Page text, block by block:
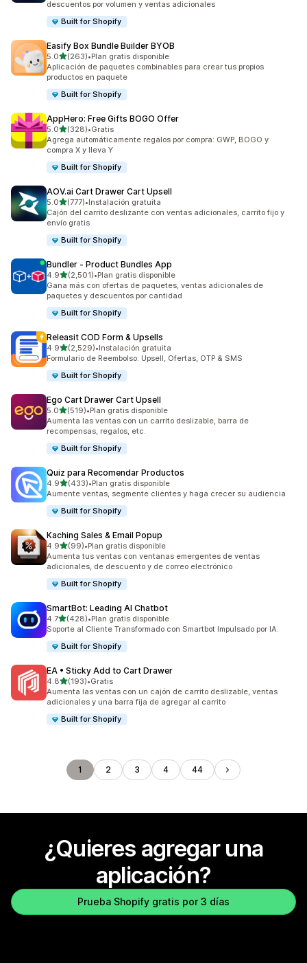
descuentos por volumen y ventas adicionales
Built for Shopify
Easify Box Bundle Builder BYOB
5.0de 5 estrellas
(263)
263 reseñas en total
•Plan gratis disponible
Aplicación de paquetes combinables para crear tus propios
productos en paquete
Built for Shopify
AppHero: Free Gifts BOGO Offer
5.0de 5 estrellas
(328)
328 reseñas en total
•Gratis
Agrega automáticamente regalos por compra: GWP, BOGO y
compra X y lleva Y
Built for Shopify
AOV.ai Cart Drawer Cart Upsell
5.0de 5 estrellas
(777)
777 reseñas en total
•Instalación gratuita
Cajón del carrito deslizante con ventas adicionales, carrito fijo y
envío gratis
Built for Shopify
Bundler ‑ Product Bundles App
4.9de 5 estrellas
(2,501)
2501 reseñas en total
•Plan gratis disponible
Gana más con ofertas de paquetes, ventas adicionales de
paquetes y descuentos por cantidad
Built for Shopify
Releasit COD Form & Upsells
4.9de 5 estrellas
(2,529)
2529 reseñas en total
•Instalación gratuita
Formulario de Reembolso: Upsell, Ofertas, OTP & SMS
Built for Shopify
Ego Cart Drawer Cart Upsell
5.0de 5 estrellas
(519)
519 reseñas en total
•Plan gratis disponible
Aumenta las ventas con un carrito deslizable, barra de
recompensas, regalos, etc.
Built for Shopify
Quiz para Recomendar Productos
4.9de 5 estrellas
(433)
433 reseñas en total
•Plan gratis disponible
Aumente ventas, segmente clientes y haga crecer su audiencia
Built for Shopify
Kaching Sales & Email Popup
4.9de 5 estrellas
(99)
99 reseñas en total
•Plan gratis disponible
Aumenta tus ventas con ventanas emergentes de ventas
adicionales, de descuento y de correo electrónico
Built for Shopify
SmartBot: Leading AI Chatbot
4.7de 5 estrellas
(428)
428 reseñas en total
•Plan gratis disponible
Soporte al Cliente Transformado con Smartbot Impulsado por IA.
Built for Shopify
EA • Sticky Add to Cart Drawer
4.8de 5 estrellas
(193)
193 reseñas en total
•Gratis
Aumenta las ventas con un cajón de carrito deslizable, ventas
adicionales y una barra fija de agregar al carrito
Built for Shopify
1 2 3 4 44
¿Quieres agregar una
aplicación?
Prueba Shopify gratis por 3 días